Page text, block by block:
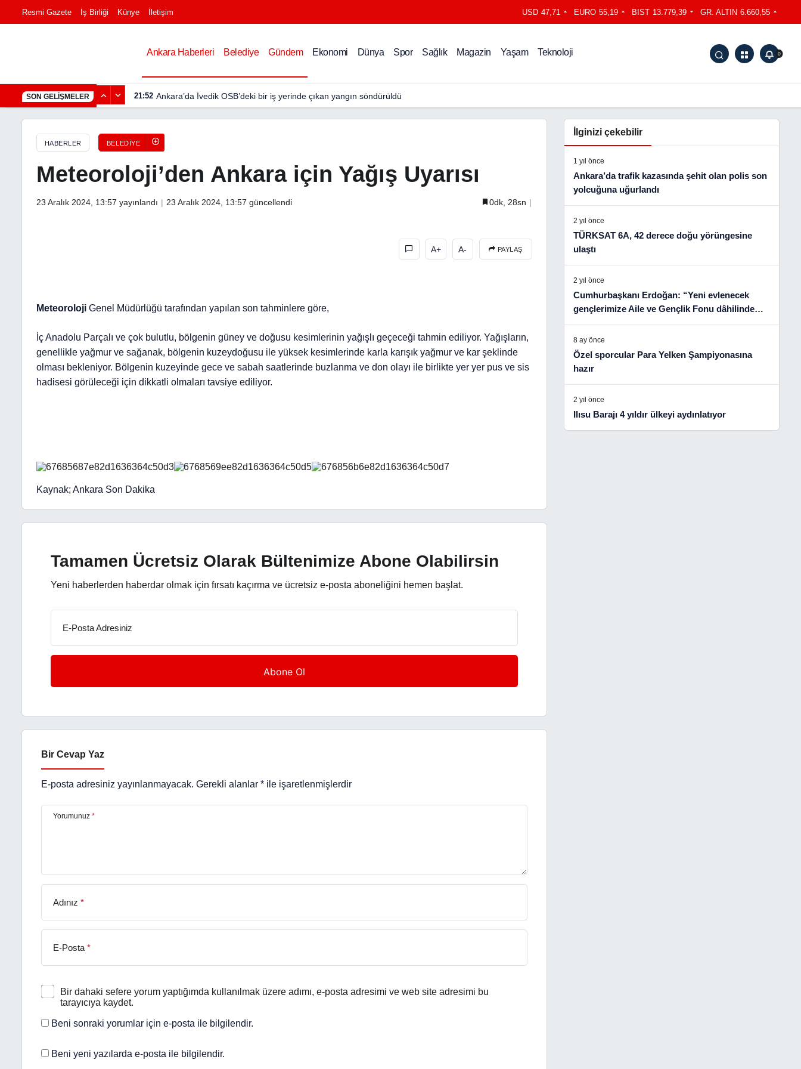
Resmi Gazete İş Birliği Künye İletişim USD 47,71 EURO 55,19 BIST 13.779,39 GR. ALTIN 6.660,55
Ankara Haberleri Belediye Gündem Ekonomi Dünya Spor Sağlık Magazin Yaşam Teknoloji 0
SON GELIŞMELER 21:52 Ankara’da İvedik OSB’deki bir iş yerinde çıkan yangın söndürüldü
HABERLER BELEDIYE
Meteoroloji’den Ankara için Yağış Uyarısı
23 Aralık 2024, 13:57 yayınlandı 23 Aralık 2024, 13:57 güncellendi 0dk, 28sn
A+ A- PAYLAŞ
MeteorolojiGenel Müdürlüğü tarafından yapılan son tahminlere göre,
İç Anadolu Parçalı ve çok bulutlu, bölgenin güney ve doğusu kesimlerinin yağışlı geçeceği tahmin ediliyor. Yağışların,
genellikle yağmur ve sağanak, bölgenin kuzeydoğusu ile yüksek kesimlerinde karla karışık yağmur ve kar şeklinde
olması bekleniyor. Bölgenin kuzeyinde gece ve sabah saatlerinde buzlanma ve don olayı ile birlikte yer yer pus ve sis
hadisesi görüleceği için dikkatli olmaları tavsiye ediliyor.
Kaynak; Ankara Son Dakika
Meteoroloji’den Ankara için Yağış Uyarısı
Tamamen Ücretsiz Olarak Bültenimize Abone Olabilirsin
Yeni haberlerden haberdar olmak için fırsatı kaçırma ve ücretsiz e-posta aboneliğini hemen başlat.
E-Posta Adresiniz
Bir Cevap Yaz
E-posta adresiniz yayınlanmayacak. Gerekli alanlar * ile işaretlenmişlerdir
Yorumunuz *
Adınız *
E-Posta *
Bir dahaki sefere yorum yaptığımda kullanılmak üzere adımı, e-posta adresimi ve web site adresimi bu
tarayıcıya kaydet.
Beni sonraki yorumlar için e-posta ile bilgilendir.
Beni yeni yazılarda e-posta ile bilgilendir.
İlginizi çekebilir
1 yıl önce
Ankara’da trafik kazasında şehit olan polis son
yolcuğuna uğurlandı
2 yıl önce
TÜRKSAT 6A, 42 derece doğu yörüngesine
ulaştı
2 yıl önce
Cumhurbaşkanı Erdoğan: “Yeni evlenecek
gençlerimize Aile ve Gençlik Fonu dâhilinde
verdiğimiz faizsiz kredi desteğini 81 ilimizin
tamamında uygulamaya alıyoruz.”
8 ay önce
Özel sporcular Para Yelken Şampiyonasına
hazır
2 yıl önce
Ilısu Barajı 4 yıldır ülkeyi aydınlatıyor